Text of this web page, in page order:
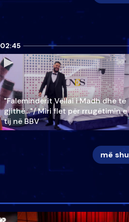
02:45
"Faleminderit Vëllai i Madh dhe të
gjithë…"/ Miri flet për rrugëtimin e
tij në BBV
më